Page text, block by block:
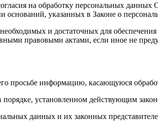
на обработку персональных
оснований, указанных в Законе о
необходимых и достаточных для
правовыми актами, если иное не
просьбе информацию, касающуюся
установленном действующим
данных и их законных